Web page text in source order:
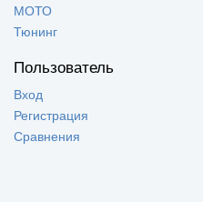
МОТО
Тюнинг
Пользователь
Вход
Регистрация
Сравнения